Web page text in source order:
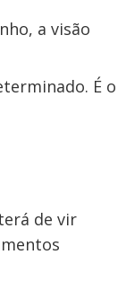
a visão
É o
de vir